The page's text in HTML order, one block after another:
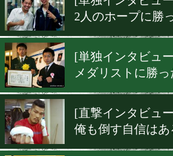
いつもどお
[インタビュ
トリッキー
[直撃インタ
闘志は消え